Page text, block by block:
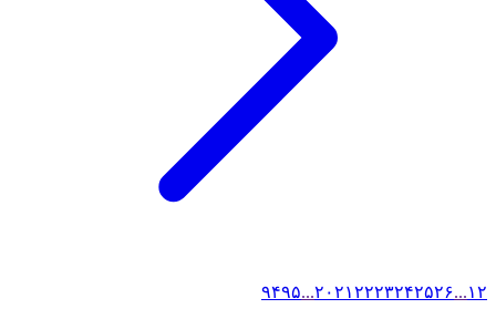
۱۲ ... ۲۰۲۱۲۲۲۳۲۴۲۵۲۶ ... ۹۴۹۵